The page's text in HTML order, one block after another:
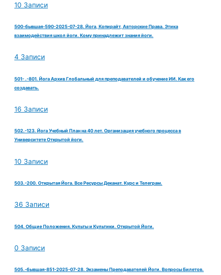
10 Записи
500-бывшая-590-2025-07-28. Йога, Копирайт, Авторские Права. Этика
взаимодействия школ йоги. Кому принадлежит знания йоги.
4 Записи
501- .-801. Йога Архив Глобальный для преподавателей и обучение ИИ. Как его
создавать.
16 Записи
502.-123. Йога Учебный План на 40 лет. Организация учебного процесса в
Университете Открытой йоги.
10 Записи
503.-200. Открытая Йога. Все Ресурсы Деканат. Курс и Телеграм.
36 Записи
504. Общие Положения. Культы и Культики. Открытой Йоги.
0 Записи
505.-бывшая-851-2025-07-28. Экзамены Преподавателей Йоги. Вопросы Билетов.